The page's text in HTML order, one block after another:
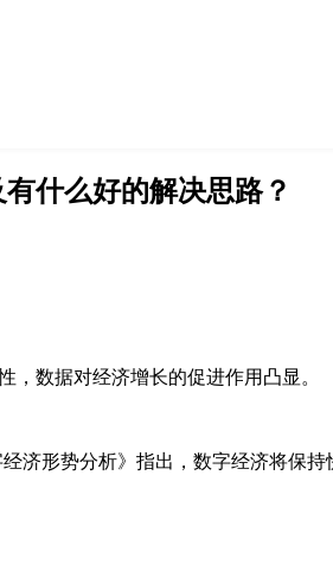
什么好的解决思路？
，数据对经济增长的促进作用凸显。
济形势分析》指出，数字经济将保